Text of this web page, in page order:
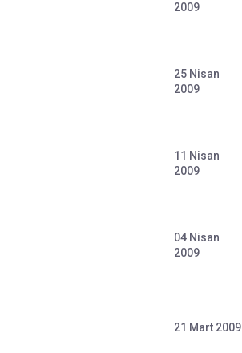
2009
25 Nisan
2009
11 Nisan
2009
04 Nisan
2009
21 Mart 2009